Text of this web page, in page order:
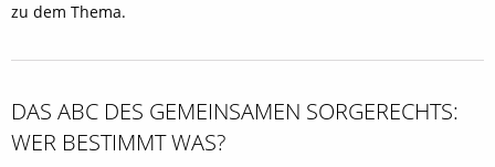
zu dem Thema.
DAS ABC DES GEMEINSAMEN SORGERECHTS:
WER BESTIMMT WAS?